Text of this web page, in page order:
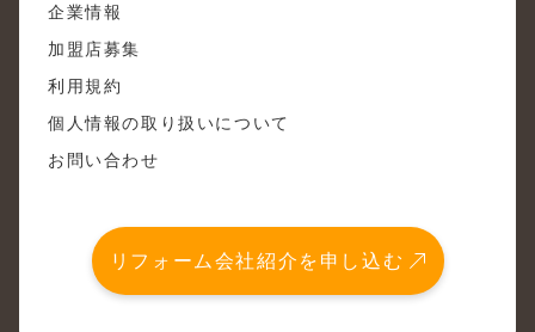
企業情報
加盟店募集
利用規約
個人情報の取り扱いについて
お問い合わせ
リフォーム会社紹介を申し込む